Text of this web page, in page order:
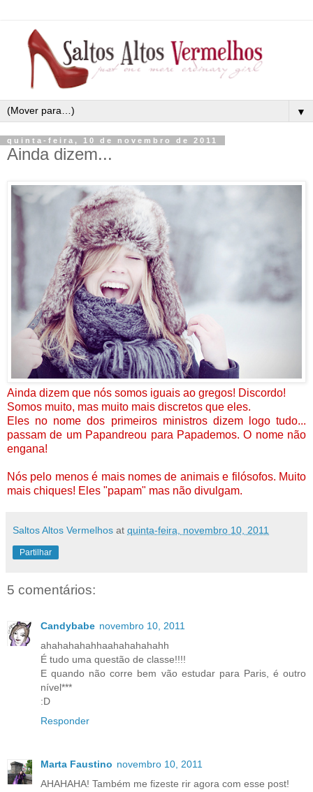
▼
quinta-feira, 10 de novembro de 2011
Ainda dizem...
Ainda dizem que nós somos iguais ao gregos! Discordo!
Somos muito, mas muito mais discretos que eles.
Eles no nome dos primeiros ministros dizem logo tudo...
passam de um Papandreou para Papademos. O nome não
engana!
Nós pelo menos é mais nomes de animais e filósofos. Muito
mais chiques! Eles "papam" mas não divulgam.
Saltos Altos Vermelhos at quinta-feira, novembro 10, 2011
Partilhar
5 comentários:
Candybabe novembro 10, 2011
ahahahahahhaahahahahahh
É tudo uma questão de classe!!!!
E quando não corre bem vão estudar para Paris, é outro
nível***
:D
Responder
Marta Faustino novembro 10, 2011
AHAHAHA! Também me fizeste rir agora com esse post!